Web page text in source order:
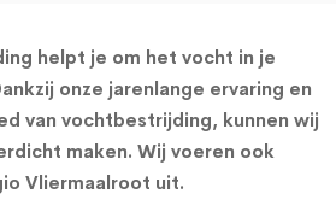
helpt je om het vocht in je
onze jarenlange ervaring en
van vochtbestrijding, kunnen wij
maken. Wij voeren ook
Vliermaalroot uit.